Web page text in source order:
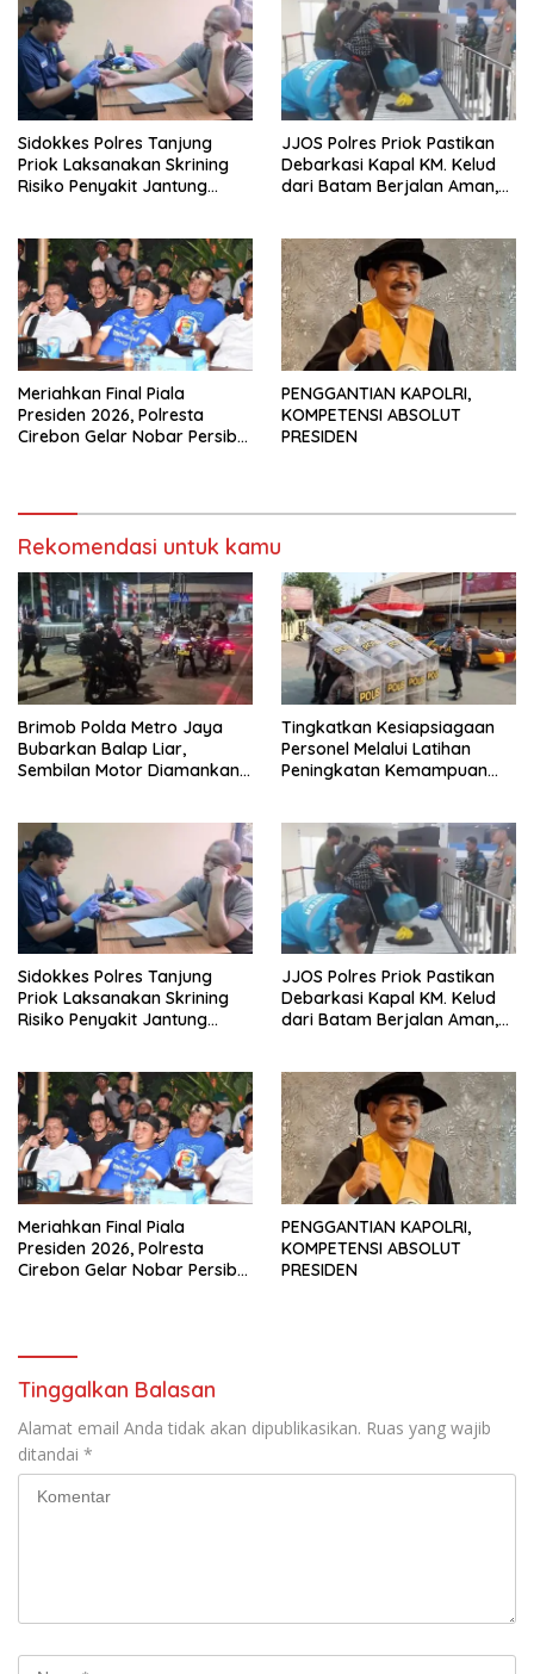
Sidokkes Polres Tanjung
Priok Laksanakan Skrining
Risiko Penyakit Jantung
JJOS Polres Priok Pastikan
Debarkasi Kapal KM. Kelud
dari Batam Berjalan Aman,
Meriahkan Final Piala
Presiden 2026, Polresta
Cirebon Gelar Nobar Persib
PENGGANTIAN KAPOLRI,
KOMPETENSI ABSOLUT
PRESIDEN
Rekomendasi untuk kamu
Brimob Polda Metro Jaya
Bubarkan Balap Liar,
Sembilan Motor Diamankan
Tingkatkan Kesiapsiagaan
Personel Melalui Latihan
Peningkatan Kemampuan
Sidokkes Polres Tanjung
Priok Laksanakan Skrining
Risiko Penyakit Jantung
JJOS Polres Priok Pastikan
Debarkasi Kapal KM. Kelud
dari Batam Berjalan Aman,
Meriahkan Final Piala
Presiden 2026, Polresta
Cirebon Gelar Nobar Persib
PENGGANTIAN KAPOLRI,
KOMPETENSI ABSOLUT
PRESIDEN
Tinggalkan Balasan
Alamat email Anda tidak akan dipublikasikan. Ruas yang wajib
ditandai *